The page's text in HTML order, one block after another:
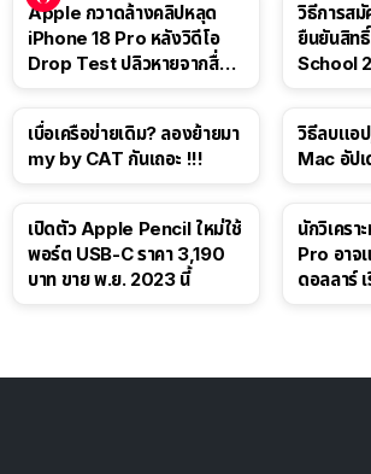
Apple กวาดล้างคลิปหลุด
iPhone 18 Pro หลังวิดีโอ
Drop Test ปลิวหายจากสื่อ
วิธีการสมั
ยืนยันสิท
School
เบื่อเครือข่ายเดิม? ลองย้ายมา
my by CAT กันเถอะ !!!
วิธีลบแอ
Mac อัป
เปิดตัว Apple Pencil ใหม่ใช้
พอร์ต USB-C ราคา 3,190
บาท ขาย พ.ย. 2023 นี้
นักวิเครา
Pro อา
ดอลลาร์